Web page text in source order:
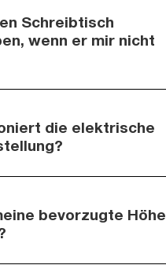
Schreibtisch
wenn er mir nicht
die elektrische
bevorzugte Höhe